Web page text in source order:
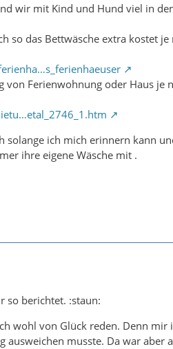
wir mit Kind und Hund viel in
so das Bettwäsche extra kostet
von Ferienwohnung oder Haus
solange ich mich erinnern kann
ihre eigene Wäsche mit .
so berichtet. :staun:
wohl von Glück reden. Denn
ausweichen musste. Da war